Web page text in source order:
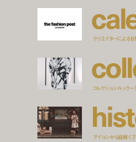
cal
クリエイターによる日
coll
コレクションルック
hist
アイコンから紐解く